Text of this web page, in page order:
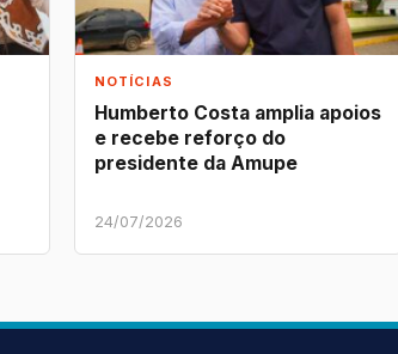
NOTÍCIAS
Humberto Costa amplia apoios
e recebe reforço do
presidente da Amupe
24/07/2026